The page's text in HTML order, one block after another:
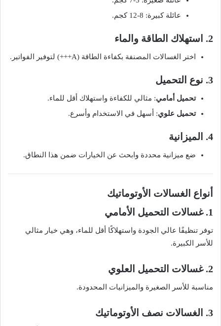
عائلة كبيرة: 8-12 كجم.
2. استهلاك الطاقة والماء
اختر الغسالات المصنفة بكفاءة الطاقة (A+++) لتوفير الفواتير.
3. نوع التحميل
تحميل أمامي: مثالي للكفاءة واستهلاك أقل للماء.
تحميل علوي: أسهل في الاستخدام وأسرع.
4. الميزانية
ضع ميزانية محددة وابحث عن الخيارات ضمن هذا النطاق.
أنواع الغسالات الأوتوماتيك
1. غسالات التحميل الأمامي
توفر تنظيفًا عالي الجودة واستهلاكًا أقل للماء، وهي خيار مثالي
للأسر الكبيرة.
2. غسالات التحميل العلوي
مناسبة للأسر الصغيرة والميزانيات المحدودة.
3. الغسالات نصف الأوتوماتيك